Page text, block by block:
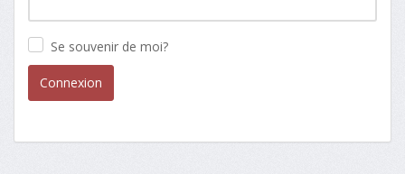
Se souvenir de moi?